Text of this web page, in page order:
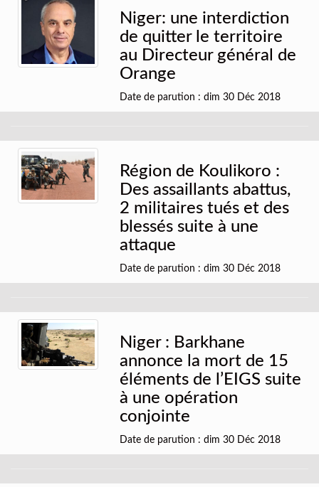
Niger: une interdiction
de quitter le territoire
au Directeur général de
Orange
Date de parution : dim 30 Déc 2018
Région de Koulikoro :
Des assaillants abattus,
2 militaires tués et des
blessés suite à une
attaque
Date de parution : dim 30 Déc 2018
Niger : Barkhane
annonce la mort de 15
éléments de l’EIGS suite
à une opération
conjointe
Date de parution : dim 30 Déc 2018